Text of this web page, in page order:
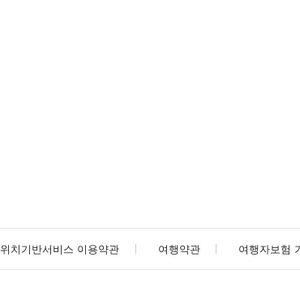
위치기반서비스 이용약관 여행약관 여행자보험